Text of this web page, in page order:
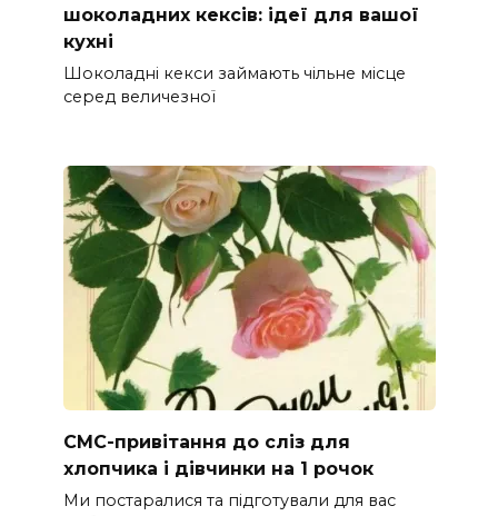
шоколадних кексів: ідеї для вашої
кухні
Шоколадні кекси займають чільне місце
серед величезної
СМС-привітання до сліз для
хлопчика і дівчинки на 1 рочок
Ми постаралися та підготували для вас